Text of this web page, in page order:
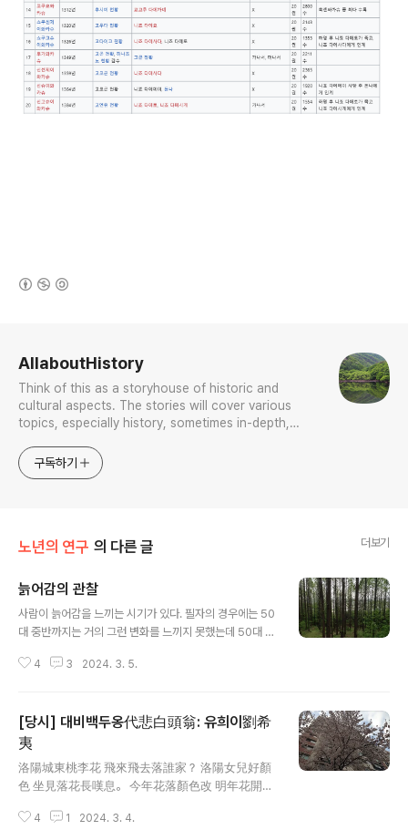
AllaboutHistory
Think of this as a storyhouse of historic and
cultural aspects. The stories will cover various
topics, especially history, sometimes in-depth,
approach will be to resist any common sense or
generalized viewpoint
구독하기
노년의 연구 의 다른 글 더보기
늙어감의 관찰
사람이 늙어감을 느끼는 시기가 있다. 필자의 경우에는 50
대 중반까지는 거의 그런 변화를 느끼지 못했는데 50대 후
변화는 대개 늙어감을 두려워하는 노인들이 이를 적극적으
많지만 노인의 변화에 대해 디테일하게 적어 놓은 경우는
거의 없다. 사람마다 차이가 큰 탓도 있고 앞에서 쓴 것처럼
노인들이 그 변화를 감추는 탓도 있다. 자신이 정신적으로,
신체적으로 늙어간다는 것은 학자라면, 과학자라면 객관적
이고 냉정하게 주시해야 할 필요가 있다. 기억력은 어떻게
감퇴하는가, 신체적 변화는, 정신적 활동은 어떻게 변화하
4 3 2024. 3. 5.
[당시] 대비백두옹代悲白頭翁: 유희이劉希
夷
洛陽城東桃李花 飛來飛去落誰家？ 洛陽女兒好顏
色 坐見落花長嘆息。 今年花落顏色改 明年花開復
復洛城東 今人還對落花風。 年年歲歲花相似 歲歲
4 1 2024. 3. 4.